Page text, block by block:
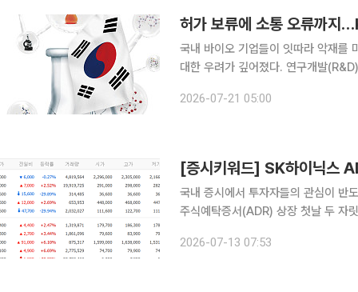
국내 바이오 기업들이 잇따라 악재를
대한 우려가 깊어졌다. 연구개발
2026-07-21 05:00
국내 증시에서 투자자들의 관심이 반
주식예탁증서(ADR) 상장 첫날 두 자
가로 추락했다. 13일 금융투
2026-07-13 07:53